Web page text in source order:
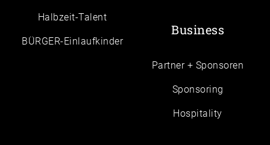
Halbzeit-Talent
BÜRGER-Einlaufkinder
Business
Partner + Sponsoren
Sponsoring
Hospitality